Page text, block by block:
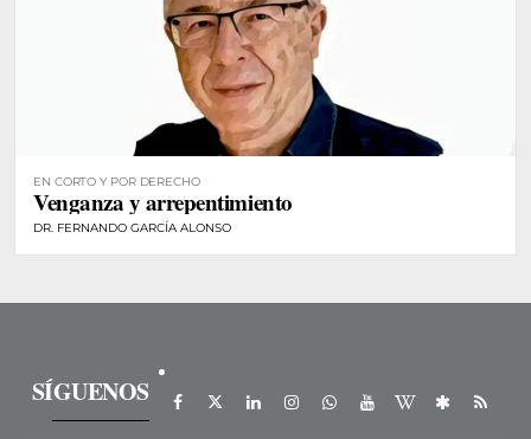
EN CORTO Y POR DERECHO
Venganza y arrepentimiento
DR. FERNANDO GARCÍA ALONSO
SÍGUENOS